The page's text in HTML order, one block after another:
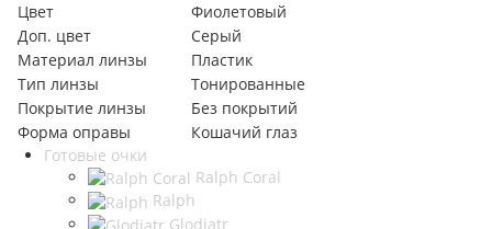
Цвет
Фиолетовый
Доп. цвет
Серый
Материал линзы
Пластик
Тип линзы
Тонированные
Покрытие линзы
Без покрытий
Форма оправы
Кошачий глаз
Готовые очки
Ralph Coral
Ralph
Glodiatr